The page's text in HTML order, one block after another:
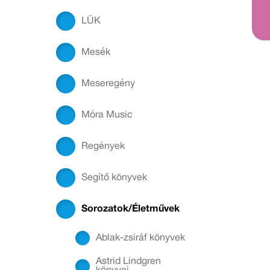
LÜK
Mesék
Meseregény
Móra Music
Regények
Segítő könyvek
Sorozatok/Életművek
Ablak-zsiráf könyvek
Astrid Lindgren